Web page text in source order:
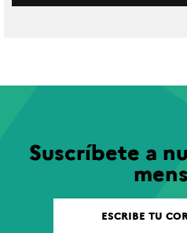
Suscríbete a